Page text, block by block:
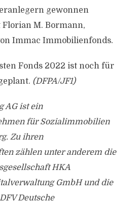
gewonnen
M. Bormann,
Immac Immobilienfonds.
Fonds 2022 ist noch für
(DFPA/JF1)
AG ist ein
für Sozialimmobilien
Zu ihren
zählen unter anderem die
HKA
GmbH und die
Deutsche